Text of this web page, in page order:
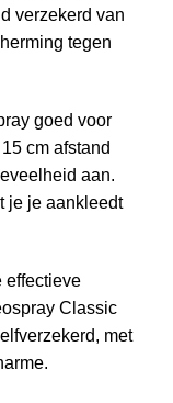
verzekerd van
tegen
goed voor
cm afstand
aan.
je je aankleedt
effectieve
Classic
met